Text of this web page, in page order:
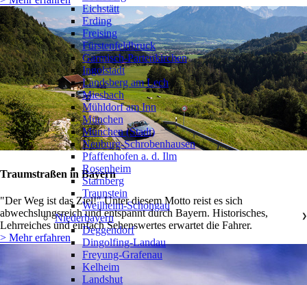
Traumstraßen in Bayern
"Der Weg ist das Ziel!" Unter diesem Motto reist es sich
abwechslungsreich und entspannt durch Bayern. Historisches,
Lehrreiches und einfach Sehenswertes erwartet die Fahrer.
> Mehr erfahren
Eichstätt
Erding
Freising
Fürstenfeldbruck
Garmisch-Partenkirchen
Ingolstadt
Landsberg am Lech
Miesbach
Mühldorf am Inn
München
München (Stadt)
Neuburg-Schrobenhausen
Pfaffenhofen a. d. Ilm
Rosenheim
Starnberg
Traunstein
Weilheim-Schongau
Niederbayern
❯
Deggendorf
Dingolfing-Landau
Freyung-Grafenau
Kelheim
Landshut